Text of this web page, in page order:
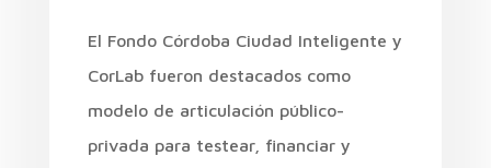
El Fondo Córdoba Ciudad Inteligente y
CorLab fueron destacados como
modelo de articulación público-
privada para testear, financiar y